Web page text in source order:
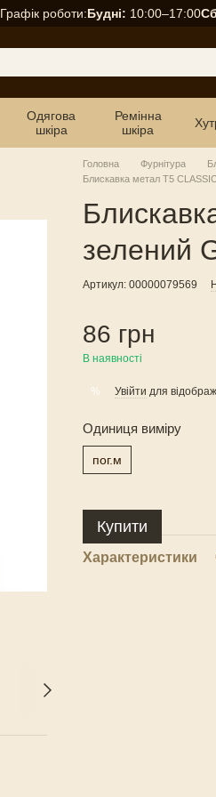
Графік роботи:Будні: 10:00–17:00
Одягова
шкіра
Ремінна
шкіра
Головна Фурнітура
Блискавка метал Т5
зелений
Артикул: 00000079569
86 грн
В наявності
% Увійти для
Одиниця виміру
пог.м
Купити
Характеристики